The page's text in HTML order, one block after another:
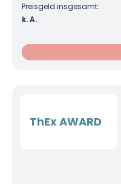
Preisgeld insgesamt:
k. A.
ThEx AWARD